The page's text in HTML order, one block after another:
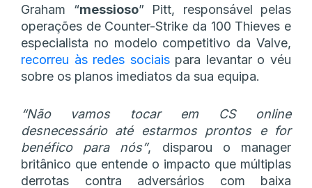
Graham “messioso” Pitt, responsável pelas
operações de Counter-Strike da 100 Thieves e
especialista no modelo competitivo da Valve,
recorreu às redes sociaispara levantar o véu
sobre os planos imediatos da sua equipa.
“Não vamos tocar em CS online
desnecessário até estarmos prontos e for
benéfico para nós”, disparou o manager
britânico que entende o impacto que múltiplas
derrotas contra adversários com baixa